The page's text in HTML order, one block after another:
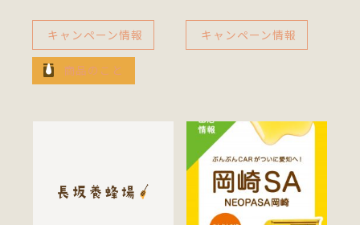
キャンペーン情報
商品のこと
キャンペーン情報